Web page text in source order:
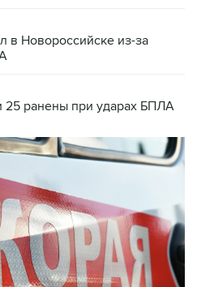
в Новороссийске из-за
25 ранены при ударах БПЛА